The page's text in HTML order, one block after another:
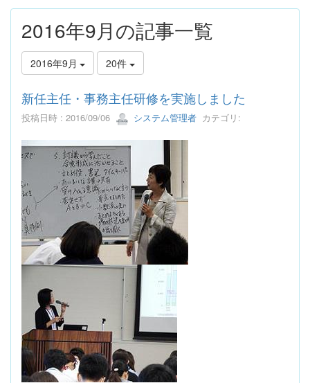
2016年9月の記事一覧
2016年9月 20件
新任主任・事務主任研修を実施しました
投稿日時 : 2016/09/06 システム管理者 カテゴリ: